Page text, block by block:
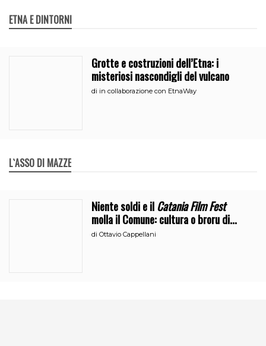
ETNA E DINTORNI
Grotte e costruzioni dell’Etna: i
misteriosi nascondigli del vulcano
di in collaborazione con EtnaWay
L`ASSO DI MAZZE
Niente soldi e ilCatania Film Fest
molla il Comune: cultura o broru di
ciciri?
diOttavio Cappellani